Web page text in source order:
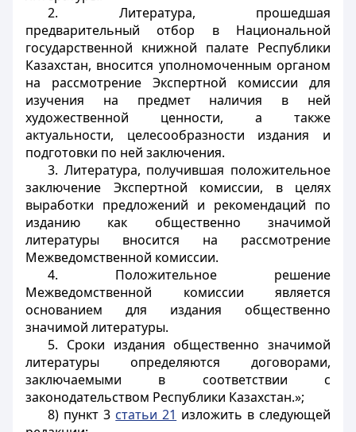
2. Литература, прошедшая
предварительный отбор в Национальной
государственной книжной палате Республики
Казахстан, вносится уполномоченным органом
на рассмотрение Экспертной комиссии для
изучения на предмет наличия в ней
художественной ценности, а также
актуальности, целесообразности издания и
подготовки по ней заключения.
3. Литература, получившая положительное
заключение Экспертной комиссии, в целях
выработки предложений и рекомендаций по
изданию как общественно значимой
литературы вносится на рассмотрение
Межведомственной комиссии.
4. Положительное решение
Межведомственной комиссии является
основанием для издания общественно
значимой литературы.
5. Сроки издания общественно значимой
литературы определяются договорами,
заключаемыми в соответствии с
законодательством Республики Казахстан.»;
8) пункт 3 статьи 21 изложить в следующей